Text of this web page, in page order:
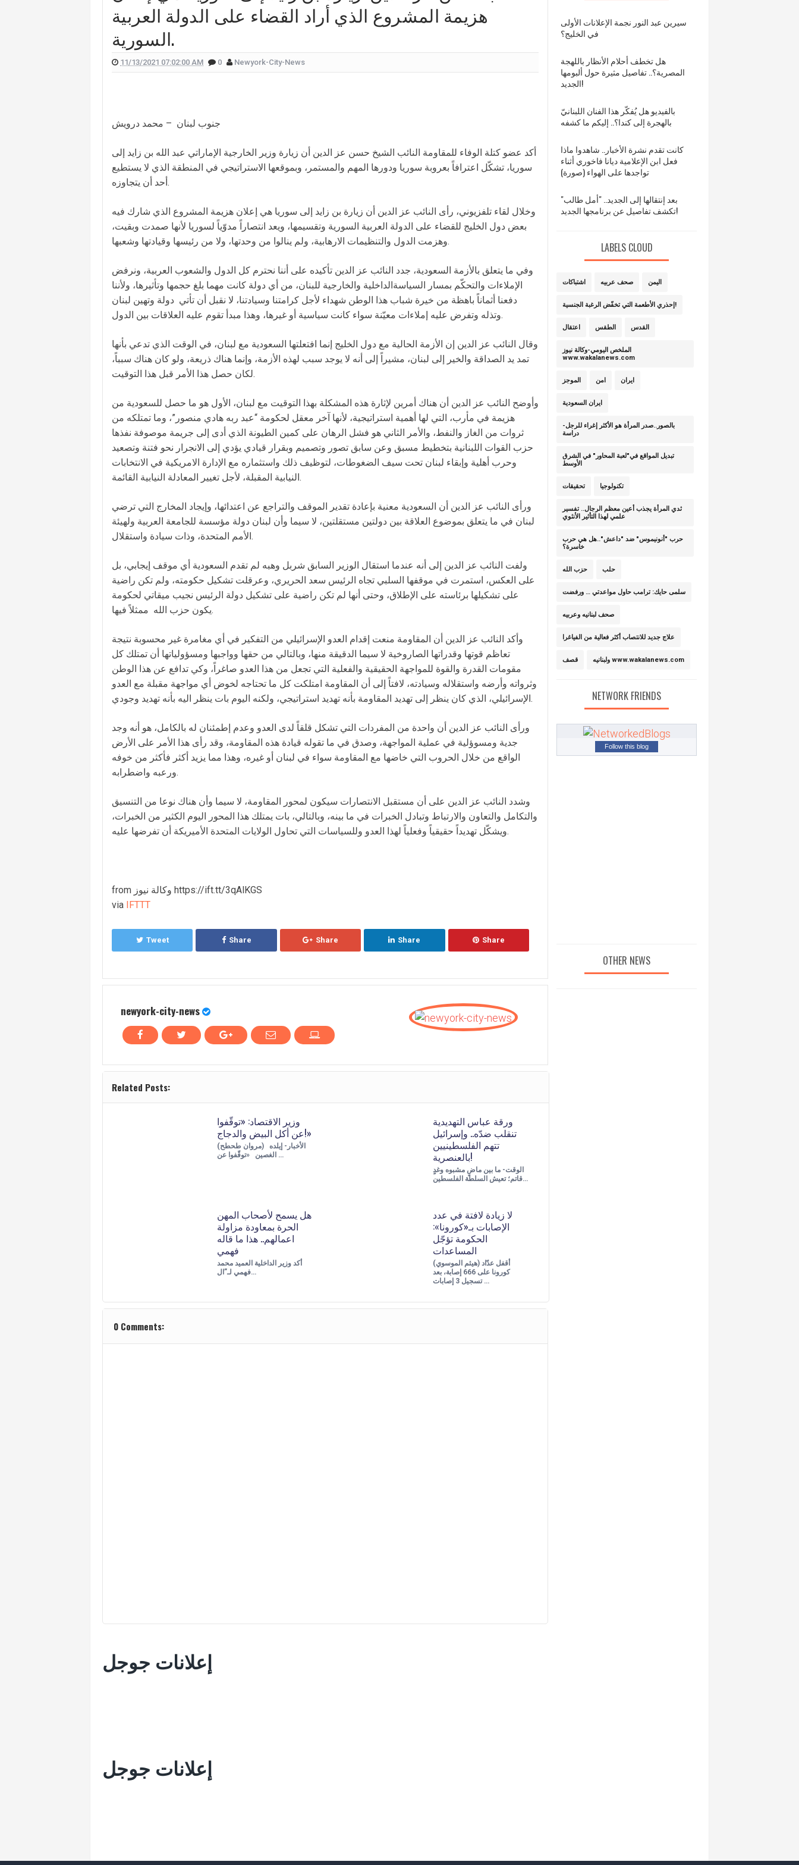
كيف علّقت هيفا وهبي على تفجير "البيجر"؟
شقراء جميلة تشبه الأوروبيات.. صورة لابنة الممثل يورغو شلهوب تنتشر تعرفوا إليها
قرار مُفاجئ.. إعلامية شهيرة تُعلن إنهاء تعاقدها مع القناة التي تعمل فيها هذا ما قالته (صورة)
بالقبلات... لحظات رومانسيّة بين ريم السعيدي وزوجها وسام بريدي: أحبك (فيديو)
هزيمة المشروع الذي أراد القضاء على الدولة العربية
السورية.
11/13/2021 07:02:00 AM 0 Newyork-City-News
جنوب لبنان – محمد درويش
أكد عضو كتلة الوفاء للمقاومة النائب الشيخ حسن عز الدين أن زيارة وزير الخارجية الإماراتي عبد الله بن زايد إلى
سوريا، تشكّل اعترافاً بعروبة سوريا ودورها المهم والمستمر، وبموقعها الاستراتيجي في المنطقة الذي لا يستطيع
أحد أن يتجاوزه.
وخلال لقاء تلفزيوني، رأى النائب عز الدين أن زيارة بن زايد إلى سوريا هي إعلان هزيمة المشروع الذي شارك فيه
بعض دول الخليج للقضاء على الدولة العربية السورية وتقسيمها، ويعد انتصاراً مدوّياً لسوريا لأنها صمدت وبقيت،
وهزمت الدول والتنظيمات الارهابية، ولم ينالوا من وحدتها، ولا من رئيسها وقيادتها وشعبها.
وفي ما يتعلق بالأزمة السعودية، جدد النائب عز الدين تأكيده على أننا نحترم كل الدول والشعوب العربية، ونرفض
الإملاءات والتحكّم بمسار السياسةالداخلية والخارجية للبنان، من أي دولة كانت مهما بلغ حجمها وتأثيرها، ولأننا
دفعنا أثماناً باهظة من خيرة شباب هذا الوطن شهداء لأجل كرامتنا وسيادتنا، لا نقبل أن تأتي دولة وتهين لبنان
وتذله وتفرض عليه إملاءات معيّنة سواء كانت سياسية أو غيرها، وهذا مبدأ تقوم عليه العلاقات بين الدول.
وقال النائب عز الدين إن الأزمة الحالية مع دول الخليج إنما افتعلتها السعودية مع لبنان، في الوقت الذي تدعي بأنها
تمد يد الصداقة والخير إلى لبنان، مشيراً إلى أنه لا يوجد سبب لهذه الأزمة، وإنما هناك ذريعة، ولو كان هناك سبباً،
لكان حصل هذا الأمر قبل هذا التوقيت.
وأوضح النائب عز الدين أن هناك أمرين لإثارة هذه المشكلة بهذا التوقيت مع لبنان، الأول هو ما حصل للسعودية من
هزيمة في مأرب، التي لها أهمية استراتيجية، لأنها آخر معقل لحكومة “عبد ربه هادي منصور”، وما تمتلكه من
ثروات من الغاز والنفط، والأمر الثاني هو فشل الرهان على كمين الطيونة الذي أدى إلى جريمة موصوفة نفذها
حزب القوات اللبنانية بتخطيط مسبق وعن سابق تصور وتصميم وبقرار قيادي يؤدي إلى الانجرار نحو فتنة وتصعيد
وحرب أهلية وإبقاء لبنان تحت سيف الضغوطات، لتوظيف ذلك واستثماره مع الإدارة الامريكية في الانتخابات
النيابية المقبلة، لأجل تغيير المعادلة النيابية القائمة.
ورأى النائب عز الدين أن السعودية معنية بإعادة تقدير الموقف والتراجع عن اعتدائها، وإيجاد المخارج التي ترضي
لبنان في ما يتعلق بموضوع العلاقة بين دولتين مستقلتين، لا سيما وأن لبنان دولة مؤسسة للجامعة العربية ولهيئة
الأمم المتحدة، وذات سيادة واستقلال.
ولفت النائب عز الدين إلى أنه عندما استقال الوزير السابق شربل وهبه لم تقدم السعودية أي موقف إيجابي، بل
على العكس، استمرت في موقفها السلبي تجاه الرئيس سعد الحريري، وعرقلت تشكيل حكومته، ولم تكن راضية
على تشكيلها برئاسته على الإطلاق، وحتى أنها لم تكن راضية على تشكيل دولة الرئيس نجيب ميقاتي لحكومة
يكون حزب الله ممثلاً فيها.
وأكد النائب عز الدين أن المقاومة منعت إقدام العدو الإسرائيلي من التفكير في أي مغامرة غير محسوبة نتيجة
تعاظم قوتها وقدراتها الصاروخية لا سيما الدقيقة منها، وبالتالي من حقها وواجبها ومسؤولياتها أن تمتلك كل
مقومات القدرة والقوة للمواجهة الحقيقية والفعلية التي تجعل من هذا العدو صاغراً، وكي تدافع عن هذا الوطن
وثرواته وأرضه واستقلاله وسيادته، لافتاً إلى أن المقاومة امتلكت كل ما تحتاجه لخوض أي مواجهة مقبلة مع العدو
الإسرائيلي، الذي كان ينظر إلى تهديد المقاومة بأنه تهديد استراتيجي، ولكنه اليوم بات ينظر اليه بأنه تهديد وجودي.
ورأى النائب عز الدين أن واحدة من المفردات التي تشكل قلقاً لدى العدو وعدم إطمئنان له بالكامل، هو أنه وجد
جدية ومسوؤلية في عملية المواجهة، وصدق في ما تقوله قيادة هذه المقاومة، وقد رأى هذا الأمر على الأرض
الواقع من خلال الحروب التي خاضها مع المقاومة سواء في لبنان أو غيره، وهذا مما يزيد أكثر فأكثر من خوفه
ورعبه واضطرابه.
وشدد النائب عز الدين على أن مستقبل الانتصارات سيكون لمحور المقاومة، لا سيما وأن هناك نوعا من التنسيق
والتكامل والتعاون والارتباط وتبادل الخبرات في ما بينه، وبالتالي، بات يمتلك هذا المحور اليوم الكثير من الخبرات،
ويشكّل تهديداً حقيقياً وفعلياً لهذا العدو وللسياسات التي تحاول الولايات المتحدة الأميريكة أن تفرضها عليه.
from وكالة نيوز https://ift.tt/3qAlKGS
via IFTTT
Tweet Share Share Share Share
newyork-city-news
Related Posts:
وزير الاقتصاد: «توقّفوا
عن أكل البيض والدجاج!»
(مروان طحطح) الأخبار- إيلده
الغصين «توقّفوا عن …
ورقة عباس التهديدية
تنقلب ضدّه.. وإسرائيل
تتهم الفلسطينيين
بالعنصرية!
الوقت- ما بين ماضٍ مشبوه وغدٍ
قاتم؛ تعيش السلطة الفلسطين…
هل يسمح لأصحاب المهن
الحرة بمعاودة مزاولة
اعمالهم.. هذا ما قاله
فهمي
أكد وزير الداخلية العميد محمد
فهمي لـ”ال…
لا زيادة لافتة في عدد
الإصابات بـ«كورونا»:
الحكومة تؤجّل
المساعدات
(هيثم الموسوي) أقفل عدّاد
كورونا على 666 إصابة، بعد
تسجيل 3 إصابات …
0 Comments:
إعلانات جوجل
إعلانات جوجل
سيرين عبد النور نجمة الإعلانات الأولى
في الخليج؟
هل تخطف أحلام الأنظار باللهجة
المصرية؟.. تفاصيل مثيرة حول ألبومها
الجديد!
بالفيديو هل يُفكّر هذا الفنان اللبنانيّ
بالهجرة إلى كندا؟.. إليكم ما كشفه
كانت تقدم نشرة الأخبار.. شاهدوا ماذا
فعل ابن الإعلامية ديانا فاخوري أثناء
تواجدها على الهواء (صورة)
بعد إنتقالها إلى الجديد.. "أمل طالب"
تكشف تفاصيل عن برنامجها الجديد!
LABELS CLOUD
اشتباكات صحف عربيه اليمن
إحذري الأطعمة التي تخفّض الرغبة الجنسية!
اعتقال الطقس القدس
الملخص اليومي-وكالة نيوز
www.wakalanews.com
الموجز امن ايران
ايران السعودية
بالصور..صدر المرأة هو الأكثر إغراء للرجل-
دراسة
تبديل المواقع في"لعبة المحاور" في الشرق
الأوسط
تحقيقات تكنولوجيا
ثدي المرأة يجذب أعين معظم الرجال.. تفسير
علمي لهذا التأثير الأنثوي
حرب "أنونيموس" ضد "داعش"..هل هي حرب
خاسرة؟
حزب الله حلب
سلمى حايك: ترامب حاول مواعدتي … ورفضت
صحف لبنانيه وعربيه
علاج جديد للانتصاب أكثر فعالية من الفياغرا
قصف ولبنانيه www.wakalanews.com
NETWORK FRIENDS
Follow this blog
OTHER NEWS